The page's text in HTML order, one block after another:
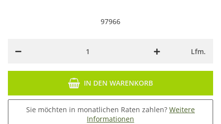
97966
Lfm.
IN DEN WARENKORB
Sie möchten in monatlichen Raten zahlen? Weitere
Informationen